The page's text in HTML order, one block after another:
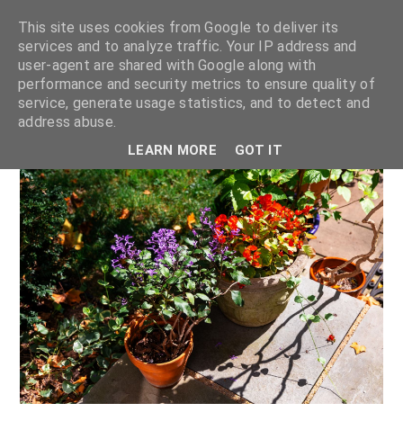
This site uses cookies from Google to deliver its
services and to analyze traffic. Your IP address and
user-agent are shared with Google along with
performance and security metrics to ensure quality of
service, generate usage statistics, and to detect and
address abuse.
LEARN MORE GOT IT